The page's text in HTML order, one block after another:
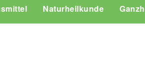
Naturheilkunde